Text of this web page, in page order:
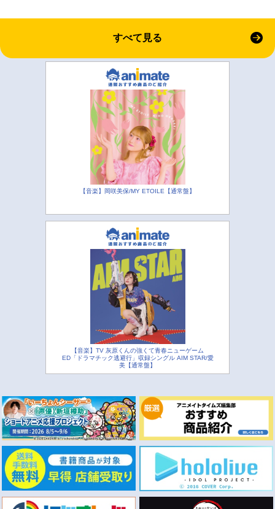
すべて見る
【音楽】岡咲美保/MY ETOILE【通常盤】
【音楽】TV 灰原くんの強くて青春ニューゲーム
ED「ドラマチック逃避行」収録シングル AIM STAR/愛
美【通常盤】